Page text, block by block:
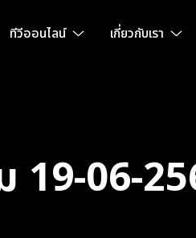
ทีวีออนไลน์ เกี่ยวกับเรา
19-06-